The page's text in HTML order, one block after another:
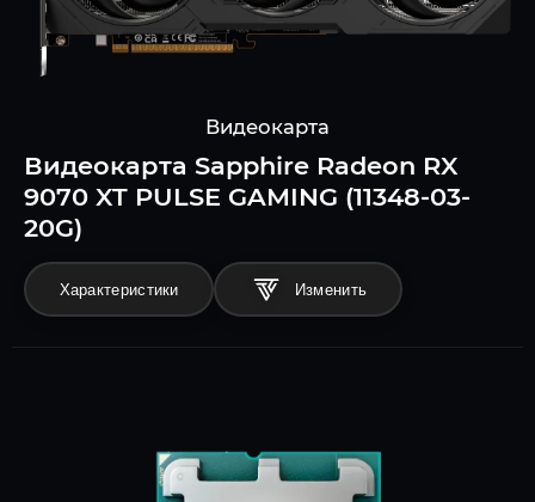
Видеокарта
Видеокарта Sapphire Radeon RX
9070 XT PULSE GAMING (11348-03-
20G)
Характеристики